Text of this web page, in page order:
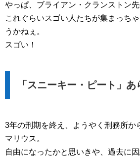
やっぱ、ブライアン・クランストン先
これぐらいスゴい人たちが集まっち
うかねぇ。
スゴい！
「スニーキー・ピート」あ
3年の刑期を終え、ようやく刑務所か
マリウス。
自由になったかと思いきや、過去に